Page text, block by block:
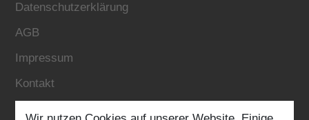
Datenschutzerklärung
AGB
Impressum
Kontakt